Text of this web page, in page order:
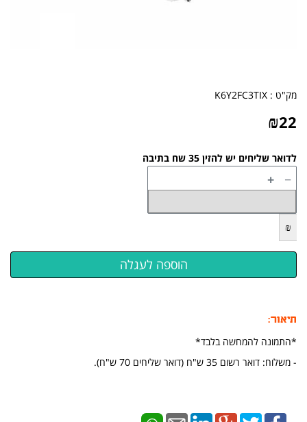
מק"ט : K6Y2FC3TIX
₪22
לדואר שליחים יש להזין 35 שח בתיבה
−
+
₪
תיאור:
*התמונה להמחשה בלבד*
- משלוח: דואר רשום 35 ש"ח (דואר שליחים 70 ש"ח).